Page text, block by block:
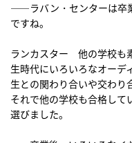
――ラバン・センターは卒
ですね。
ランカスター 他の学校も
生時代にいろいろなオーデ
生との関わり合いや交わり
それで他の学校も合格して
選びました。